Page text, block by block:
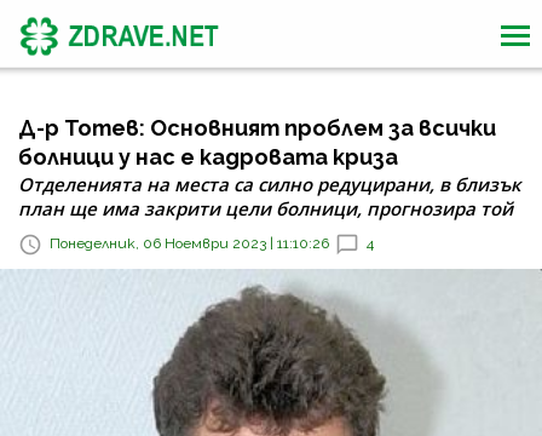
Д-р Тотев: Основният проблем за всички
болници у нас е кадровата криза
Отделенията на места са силно редуцирани, в близък
план ще има закрити цели болници, прогнозира той
Понеделник, 06 Ноември 2023 | 11:10:26 4